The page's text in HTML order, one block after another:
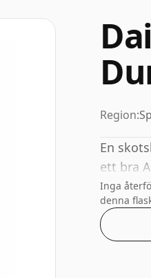
Region:
En
ett bra
Inga
denna